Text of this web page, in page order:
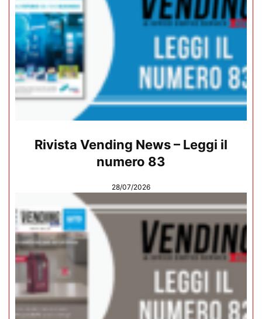
Rivista Vending News – Leggi il
numero 83
28/07/2026